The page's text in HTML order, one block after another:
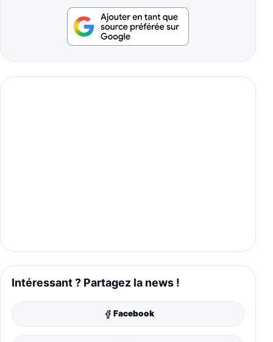
Intéressant ? Partagez la news !
Facebook